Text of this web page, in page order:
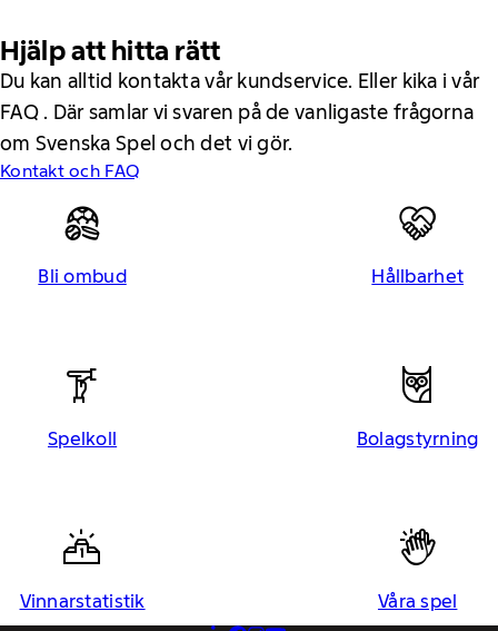
Hjälp att hitta rätt
Du kan alltid kontakta vår kundservice. Eller kika i vår
FAQ . Där samlar vi svaren på de vanligaste frågorna
om Svenska Spel och det vi gör.
Kontakt och FAQ
Bli ombud Hållbarhet
Spelkoll Bolagstyrning
Vinnarstatistik Våra spel